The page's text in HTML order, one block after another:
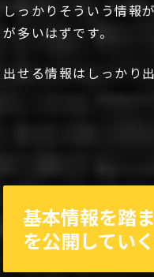
しっかりそういう情報
が多いはずです。
出せる情報はしっかり
基本情報を踏
を公開してい